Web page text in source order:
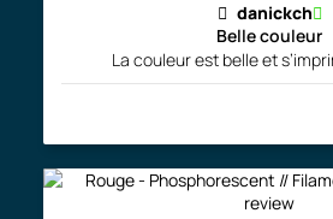
danickch
Belle couleur
La couleur est belle et